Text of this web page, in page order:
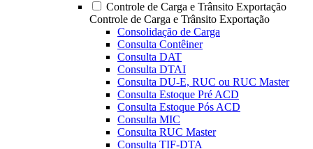
Controle de Carga e Trânsito Exportação
Controle de Carga e Trânsito Exportação
Consolidação de Carga
Consulta Contêiner
Consulta DAT
Consulta DTAI
Consulta DU-E, RUC ou RUC Master
Consulta Estoque Pré ACD
Consulta Estoque Pós ACD
Consulta MIC
Consulta RUC Master
Consulta TIF-DTA